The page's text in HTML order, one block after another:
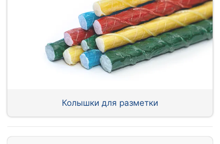
Колышки для разметки